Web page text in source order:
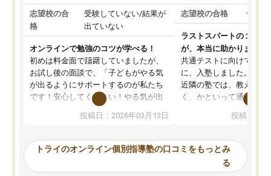
志望校の合
格
受験していない/結果が
出ていない
オンラインで勉強のコツが学べる！
初めは料金面で躊躇していましたが、
お試し後の面談で、「子どもがやる気
が出るようにサポートするのが私たち
です！安心してください！やる気が出
ないのは私たち講師の責任です」と言
ってくださり、確かに！と考えて、思
ったんですが、学生の先生から学ぶこ
み、徐々に成績が上がったらいいなと
投稿日：2026年03月13日
志望校の合格 合格
ラストスパートの１か月
が、本当に助かりました
共通テストに向けての追
に、入塾しました。田舎
近隣の塾では、教えても
く、かといって通うには
可能なので本当に助か
らないところをピンポイ
頂いて、とてもわかり
していました。一生を
投稿日：
トライのオンライン個別指導塾の口コミをもっとみ
る